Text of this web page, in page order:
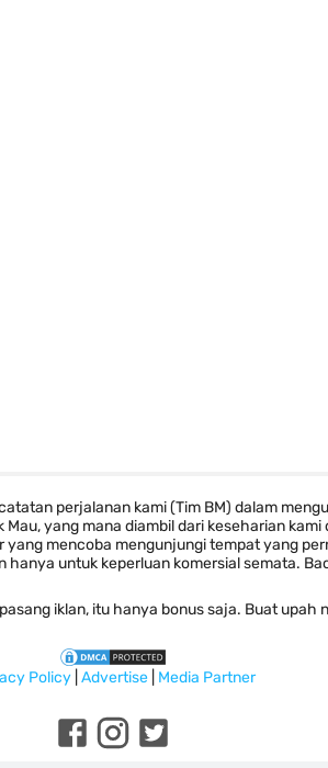
perjalanan kami (Tim BM) dalam
yang mana diambil dari keseharian
mencoba mengunjungi tempat yang
hanya untuk keperluan komersial semata.
iklan, itu hanya bonus saja. Buat upah
Policy| Advertise| Media Partner